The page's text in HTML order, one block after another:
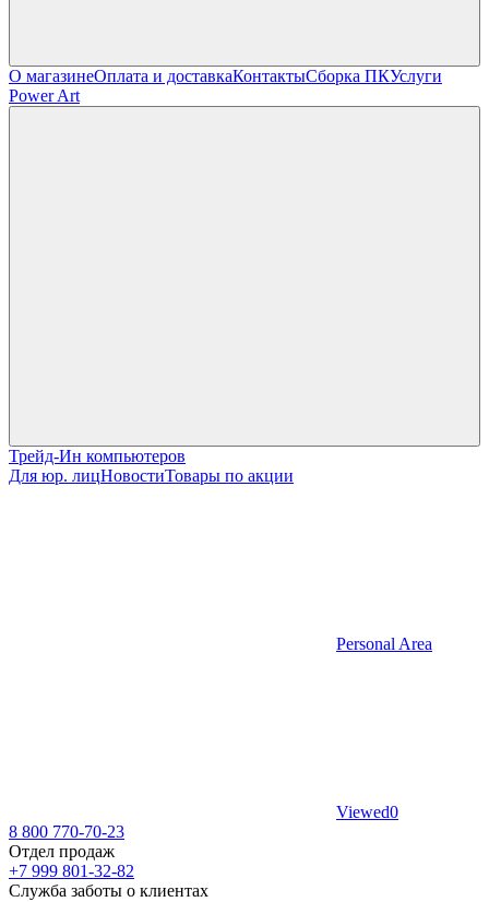
О магазинеОплата и доставкаКонтактыСборка ПКУслуги
Power Art
Трейд-Ин компьютеров
Для юр. лицНовостиТовары по акции
Personal Area
Viewed0
8 800 770-70-23
Отдел продаж
+7 999 801-32-82
Служба заботы о клиентах